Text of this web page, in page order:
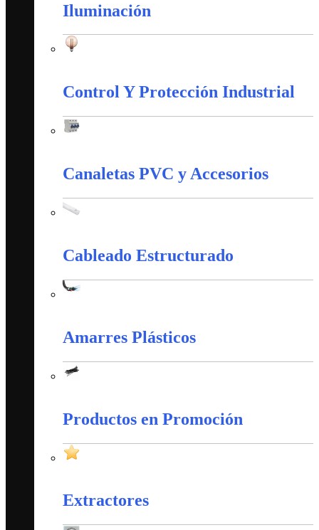
Iluminación
Control Y Protección Industrial
Canaletas PVC y Accesorios
Cableado Estructurado
Amarres Plásticos
Productos en Promoción
Extractores